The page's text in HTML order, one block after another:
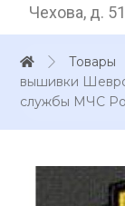
Чехова, д. 51
Товары
вышивки
службы МЧС